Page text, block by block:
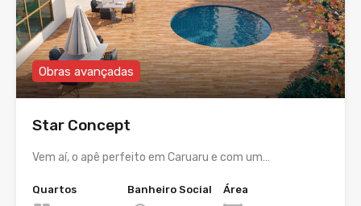
Obras avançadas
Star Concept
Vem aí, o apê perfeito em Caruaru e com um…
Quartos
Banheiro Social
Área